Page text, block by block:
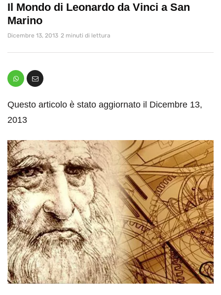
Il Mondo di Leonardo da Vinci a San
Marino
Dicembre 13, 2013 2 minuti di lettura
Questo articolo è stato aggiornato il Dicembre 13,
2013